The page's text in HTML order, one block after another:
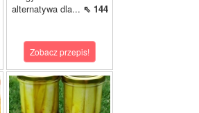
alternatywa dla... ⇖ 144
Zobacz przepis!